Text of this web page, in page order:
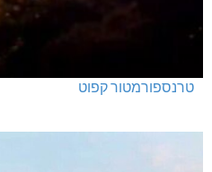
טרנספורמטור קפוט